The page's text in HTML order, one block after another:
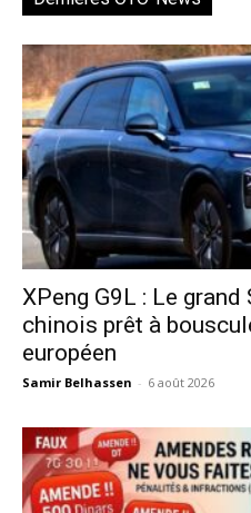
XPeng G9L : Le
chinois prêt à
européen
Samir Belhassen - 6 août 2026